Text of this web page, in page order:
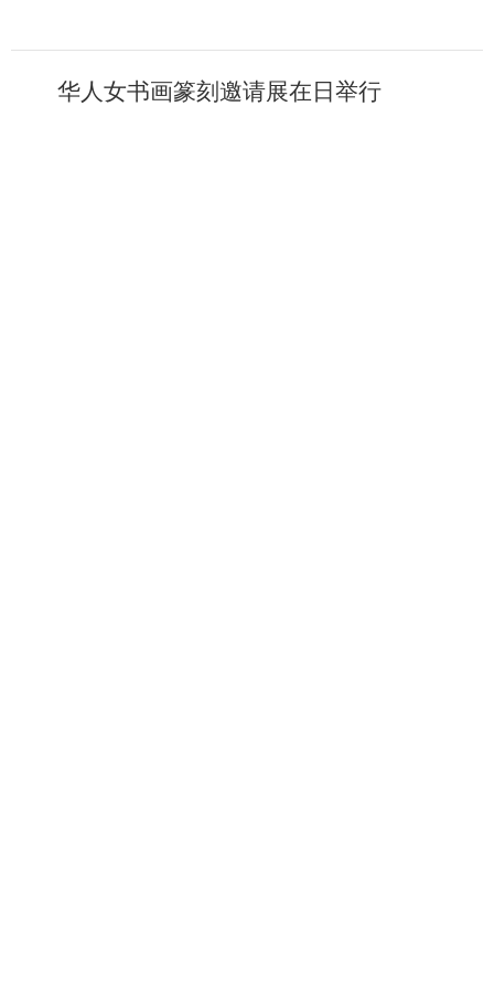
华人女书画篆刻邀请展在日举行